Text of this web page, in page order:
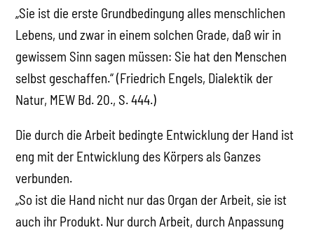
„Sie ist die erste Grundbedingung alles menschlichen
Lebens, und zwar in einem solchen Grade, daß wir in
gewissem Sinn sagen müssen: Sie hat den Menschen
selbst geschaffen.“ (Friedrich Engels, Dialektik der
Natur, MEW Bd. 20., S. 444.)
Die durch die Arbeit bedingte Entwicklung der Hand ist
eng mit der Entwicklung des Körpers als Ganzes
verbunden.
„So ist die Hand nicht nur das Organ der Arbeit, sie ist
auch ihr Produkt. Nur durch Arbeit, durch Anpassung